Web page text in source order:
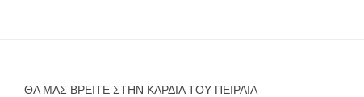
ΘΑ ΜΑΣ ΒΡΕΊΤΕ ΣΤΗΝ ΚΑΡΔΙΆ ΤΟΥ ΠΕΙΡΑΙΆ